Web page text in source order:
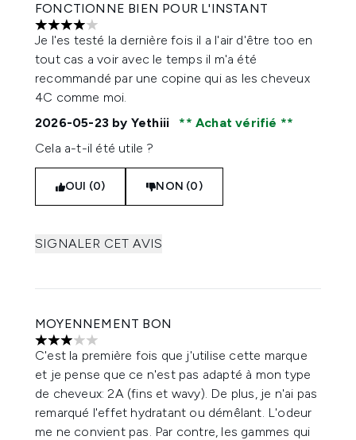
FONCTIONNE BIEN POUR L'INSTANT
4 étoiles sur un maximum de 5
Je l'es testé la dernière fois il a l'air d'être too en
tout cas a voir avec le temps il m'a été
recommandé par une copine qui as les cheveux
4C comme moi.
2026-05-23 by Yethiii
Achat vérifié
Cela a-t-il été utile ?
OUI (0) NON (0)
SIGNALER CET AVIS
MOYENNEMENT BON
3 étoiles sur un maximum de 5
C'est la première fois que j'utilise cette marque
et je pense que ce n'est pas adapté à mon type
de cheveux: 2A (fins et wavy). De plus, je n'ai pas
remarqué l'effet hydratant ou démêlant. L'odeur
me ne convient pas. Par contre, les gammes qui